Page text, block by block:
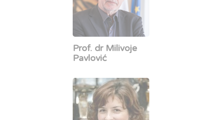
Prof. dr Milivoje
Pavlović